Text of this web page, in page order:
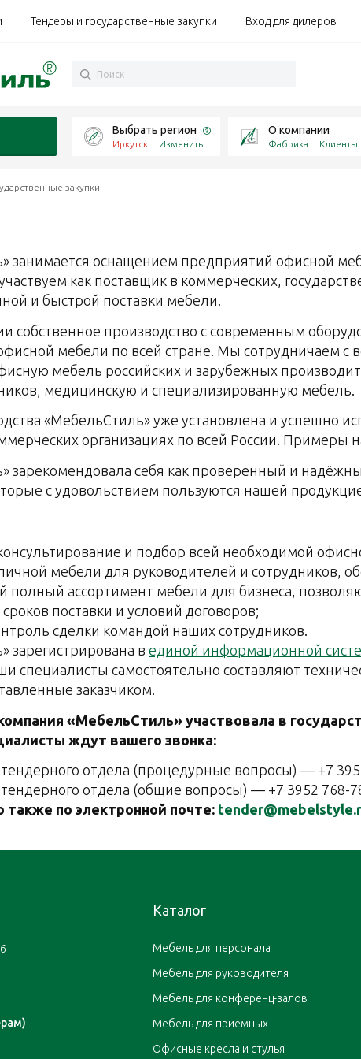
Тендеры и государственные закупки Вход для дилеров
Выбрать регион
Иркутск Изменить
О компании
Фабрика Клиенты
закупки
занимается оснащением предприятий офисной
как поставщик в коммерческих,
и быстрой поставки мебели.
собственное производство с современным
мебели по всей стране. Мы сотрудничаем
мебель российских и зарубежных
медицинскую и специализированную мебель.
«МебельСтиль» уже установлена и успешно
организациях по всей России. Примеры
зарекомендовала себя как проверенный и
с удовольствием пользуются нашей
и подбор всей необходимой
мебели для руководителей и сотрудников,
ассортимент мебели для бизнеса,
поставки и условий договоров;
сделки командой наших сотрудников.
зарегистрирована в единой информационной
специалисты самостоятельно составляют
заказчиком.
«МебельСтиль» участвовала в
ждут вашего звонка:
отдела (процедурные вопросы) — +7
отдела (общие вопросы) — +7 3952 768-
также по электронной почте:
Каталог
Мебель для персонала
Мебель для руководителя
Мебель для конференц-залов
Мебель для приемных
Офисные кресла и стулья